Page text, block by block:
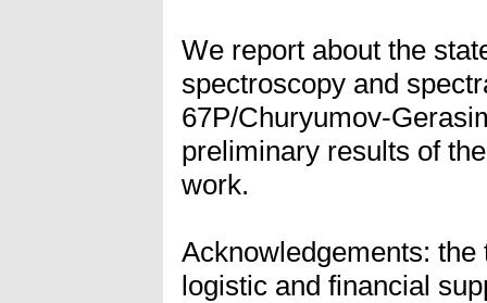
We report about the
spectroscopy and
67P/Churyumov-
preliminary results of
work.
Acknowledgements:
logistic and financial